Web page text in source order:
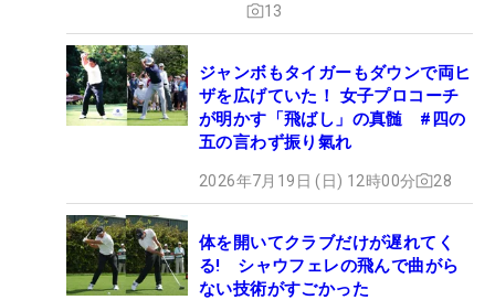
13
ジャンボもタイガーもダウンで両ヒ
ザを広げていた！ 女子プロコーチ
が明かす「飛ばし」の真髄 #四の
五の言わず振り氣れ
2026年7月19日 (日) 12時00分 28
体を開いてクラブだけが遅れてく
る! シャウフェレの飛んで曲がら
ない技術がすごかった